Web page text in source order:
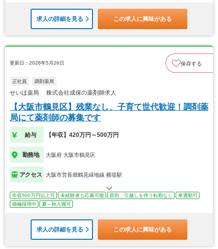
求人の詳細を見る この求人に興味がある
更新日：2026年5月26日 保存する
正社員 調剤薬局
せいほ薬局 株式会社成保の薬剤師求人
【大阪市鶴見区】残業なし、子育て世代歓迎！調剤薬
局にて薬剤師の募集です
給与 【年収】420万円～500万円
勤務地 大阪府 大阪市鶴見区
アクセス 大阪市営長堀鶴見緑地線 横堤駅
年収500万円以上可 未経験者も応募可能 原則、引越しを伴う転勤なし
車通勤可
積極採用中
夏～秋入職可
求人の詳細を見る この求人に興味がある